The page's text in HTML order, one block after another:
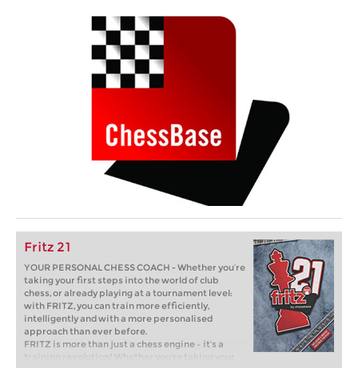
Fritz 21
YOUR PERSONAL CHESS COACH - Whether you’re
taking your first steps into the world of club
chess, or already playing at a tournament level:
with FRITZ, you can train more efficiently,
intelligently and with a more personalised
approach than ever before.
FRITZ is more than just a chess engine – it’s a
training revolution! Whether you’re taking your